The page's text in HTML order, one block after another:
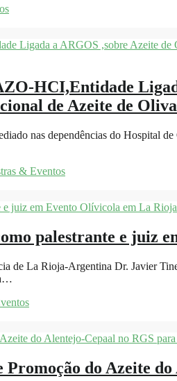
HCI,Entidade
de Azeite de Oliva
nas dependências do Hospital
& Eventos
palestrante e juiz
de La Rioja-Argentina Dr. Javier
Promoção do Azeite